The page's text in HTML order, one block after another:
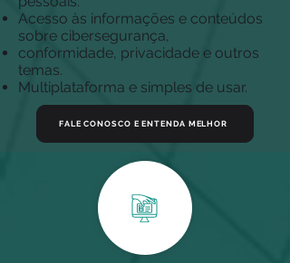
Acesso às informações e conteúdos
sobre cibersegurança,
conformidade, privacidade e outros
temas.
Multiplataforma e simples de usar.
FALE CONOSCO E ENTENDA MELHOR